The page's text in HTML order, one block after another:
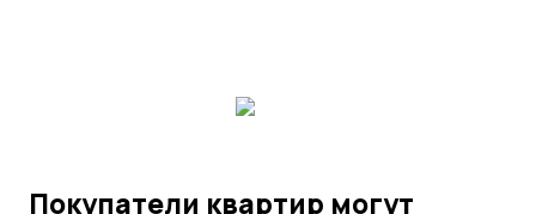
Покупатели квартир могут